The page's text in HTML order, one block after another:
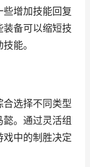
增加技能回复
备可以缩短技
能。
选择不同类型
。通过灵活组
中的制胜决定